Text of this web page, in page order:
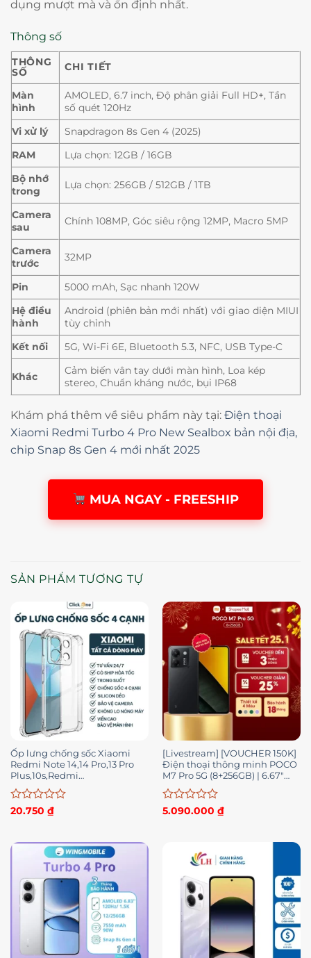
dụng mượt mà và ổn định nhất.
Thông số
THÔNG
SỐ
CHI TIẾT
Màn
hình
AMOLED, 6.7 inch, Độ phân giải Full HD+, Tần
số quét 120Hz
Vi xử lý
Snapdragon 8s Gen 4 (2025)
RAM
Lựa chọn: 12GB / 16GB
Bộ nhớ
trong
Lựa chọn: 256GB / 512GB / 1TB
Camera
sau
Chính 108MP, Góc siêu rộng 12MP, Macro 5MP
Camera
trước
32MP
Pin
5000 mAh, Sạc nhanh 120W
Hệ điều
hành
Android (phiên bản mới nhất) với giao diện MIUI
tùy chỉnh
Kết nối
5G, Wi-Fi 6E, Bluetooth 5.3, NFC, USB Type-C
Khác
Cảm biến vân tay dưới màn hình, Loa kép
stereo, Chuẩn kháng nước, bụi IP68
Khám phá thêm về siêu phẩm này tại: Điện thoại
Xiaomi Redmi Turbo 4 Pro New Sealbox bản nội địa,
chip Snap 8s Gen 4 mới nhất 2025
MUA NGAY - FREESHIP
SẢN PHẨM TƯƠNG TỰ
Ốp lưng chống sốc Xiaomi
Redmi Note 14,14 Pro,13 Pro
Plus,10s,Redmi
14C,13C,12C,10A,10C,9A,9C,9T,K40,K40
Gaming,K50,K70
Được
0
20.750 ₫
[Livestream] [VOUCHER 150K]
Điện thoại thông minh POCO
M7 Pro 5G (8+256GB) | 6.67″
AMOLED | Camera 50MP+2MP
| MD7025-Ult
Được
5.090.000 ₫